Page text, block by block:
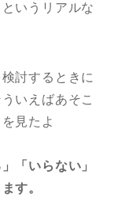
いうリアルな
討するときに
いえばあそこ
見たよ
「いらない」
す。